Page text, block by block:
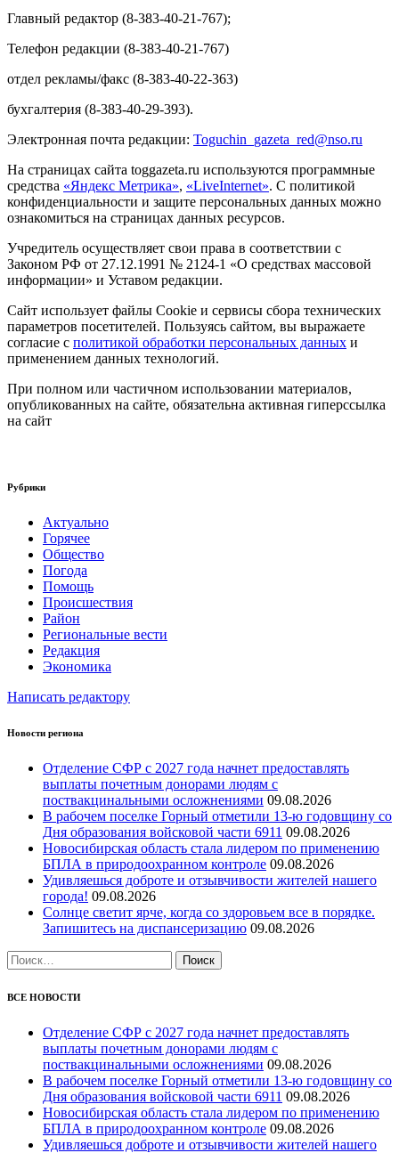
Главный редактор (8-383-40-21-767);
Телефон редакции (8-383-40-21-767)
отдел рекламы/факс (8-383-40-22-363)
бухгалтерия (8-383-40-29-393).
Электронная почта редакции: Toguchin gazeta red@nso.ru
На страницах сайта toggazeta.ru используются программные
средства «Яндекс Метрика», «LiveInternet». С политикой
конфиденциальности и защите персональных данных можно
ознакомиться на страницах данных ресурсов.
Учредитель осуществляет свои права в соответствии с
Законом РФ от 27.12.1991 № 2124-1 «О средствах массовой
информации» и Уставом редакции.
Сайт использует файлы Cookie и сервисы сбора технических
параметров посетителей. Пользуясь сайтом, вы выражаете
согласие с политикой обработки персональных данных и
применением данных технологий.
При полном или частичном использовании материалов,
опубликованных на сайте, обязательна активная гиперссылка
на сайт
Рубрики
Актуально
Горячее
Общество
Погода
Помощь
Происшествия
Район
Региональные вести
Редакция
Экономика
Написать редактору
Новости региона
Отделение СФР с 2027 года начнет предоставлять
выплаты почетным донорами людям с
поствакцинальными осложнениями 09.08.2026
В рабочем поселке Горный отметили 13-ю годовщину со
Дня образования войсковой части 6911 09.08.2026
Новосибирская область стала лидером по применению
БПЛА в природоохранном контроле 09.08.2026
Удивляешься доброте и отзывчивости жителей нашего
города! 09.08.2026
Солнце светит ярче, когда со здоровьем все в порядке.
Запишитесь на диспансеризацию 09.08.2026
Найти:
ВСЕ НОВОСТИ
Отделение СФР с 2027 года начнет предоставлять
выплаты почетным донорами людям с
поствакцинальными осложнениями 09.08.2026
В рабочем поселке Горный отметили 13-ю годовщину со
Дня образования войсковой части 6911 09.08.2026
Новосибирская область стала лидером по применению
БПЛА в природоохранном контроле 09.08.2026
Удивляешься доброте и отзывчивости жителей нашего